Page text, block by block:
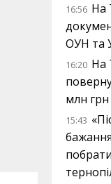
16:56 На
ОУН та
16:20 На
млн грн
15:43